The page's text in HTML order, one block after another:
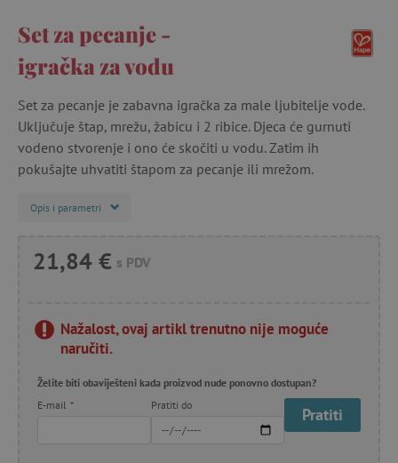
Set za pecanje -
igračka za vodu
Set za pecanje je zabavna igračka za male ljubitelje vode.
Uključuje štap, mrežu, žabicu i 2 ribice. Djeca će gurnuti
vodeno stvorenje i ono će skočiti u vodu. Zatim ih
pokušajte uhvatiti štapom za pecanje ili mrežom.
Opis i parametri
21,84 € s PDV
Nažalost, ovaj artikl trenutno nije moguće
naručiti.
Želite biti obaviješteni kada proizvod nude ponovno dostupan?
E-mail * Pratiti do Pratiti